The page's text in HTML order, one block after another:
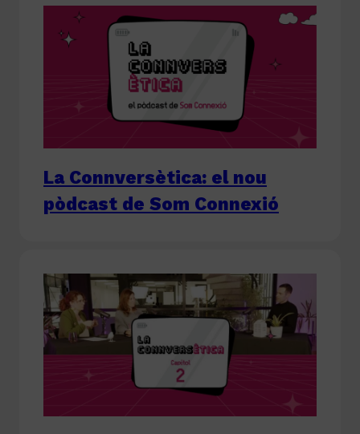
La Connversètica: el nou
pòdcast de Som Connexió